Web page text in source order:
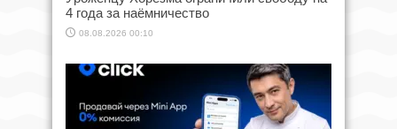
4 года за наёмничество
08.08.2026 00:10